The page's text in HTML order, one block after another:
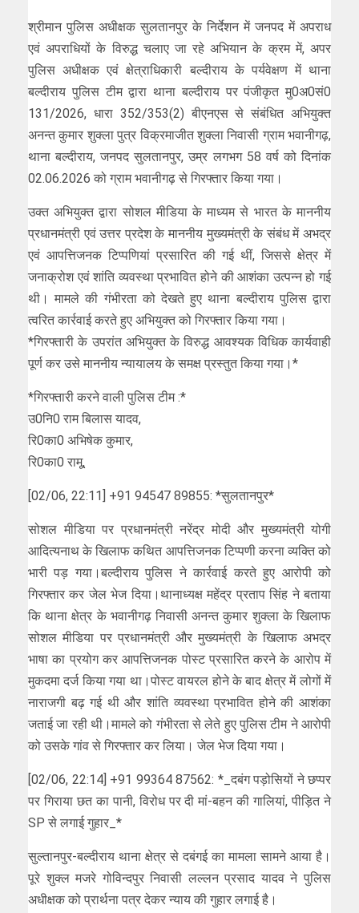
श्रीमान पुलिस अधीक्षक सुलतानपुर के निर्देशन में जनपद में अपराध
एवं अपराधियों के विरुद्ध चलाए जा रहे अभियान के क्रम में, अपर
पुलिस अधीक्षक एवं क्षेत्राधिकारी बल्दीराय के पर्यवेक्षण में थाना
बल्दीराय पुलिस टीम द्वारा थाना बल्दीराय पर पंजीकृत मु0अ0सं0
131/2026, धारा 352/353(2) बीएनएस से संबंधित अभियुक्त
अनन्त कुमार शुक्ला पुत्र विक्रमाजीत शुक्ला निवासी ग्राम भवानीगढ़,
थाना बल्दीराय, जनपद सुलतानपुर, उम्र लगभग 58 वर्ष को दिनांक
02.06.2026 को ग्राम भवानीगढ़ से गिरफ्तार किया गया।
उक्त अभियुक्त द्वारा सोशल मीडिया के माध्यम से भारत के माननीय
प्रधानमंत्री एवं उत्तर प्रदेश के माननीय मुख्यमंत्री के संबंध में अभद्र
एवं आपत्तिजनक टिप्पणियां प्रसारित की गई थीं, जिससे क्षेत्र में
जनाक्रोश एवं शांति व्यवस्था प्रभावित होने की आशंका उत्पन्न हो गई
थी। मामले की गंभीरता को देखते हुए थाना बल्दीराय पुलिस द्वारा
त्वरित कार्रवाई करते हुए अभियुक्त को गिरफ्तार किया गया।
*गिरफ्तारी के उपरांत अभियुक्त के विरुद्ध आवश्यक विधिक कार्यवाही
पूर्ण कर उसे माननीय न्यायालय के समक्ष प्रस्तुत किया गया।*
*गिरफ्तारी करने वाली पुलिस टीम :*
उ0नि0 राम बिलास यादव,
रि0का0 अभिषेक कुमार,
रि0का0 रामू,
[02/06, 22:11] +91 94547 89855: *सुलतानपुर*
सोशल मीडिया पर प्रधानमंत्री नरेंद्र मोदी और मुख्यमंत्री योगी
आदित्यनाथ के खिलाफ कथित आपत्तिजनक टिप्पणी करना व्यक्ति को
भारी पड़ गया।बल्दीराय पुलिस ने कार्रवाई करते हुए आरोपी को
गिरफ्तार कर जेल भेज दिया।थानाध्यक्ष महेंद्र प्रताप सिंह ने बताया
कि थाना क्षेत्र के भवानीगढ़ निवासी अनन्त कुमार शुक्ला के खिलाफ
सोशल मीडिया पर प्रधानमंत्री और मुख्यमंत्री के खिलाफ अभद्र
भाषा का प्रयोग कर आपत्तिजनक पोस्ट प्रसारित करने के आरोप में
मुकदमा दर्ज किया गया था।पोस्ट वायरल होने के बाद क्षेत्र में लोगों में
नाराजगी बढ़ गई थी और शांति व्यवस्था प्रभावित होने की आशंका
जताई जा रही थी।मामले को गंभीरता से लेते हुए पुलिस टीम ने आरोपी
को उसके गांव से गिरफ्तार कर लिया। जेल भेज दिया गया।
[02/06, 22:14] +91 99364 87562: *_दबंग पड़ोसियों ने छप्पर
पर गिराया छत का पानी, विरोध पर दी मां-बहन की गालियां, पीड़ित ने
SP से लगाई गुहार_*
सुल्तानपुर-बल्दीराय थाना क्षेत्र से दबंगई का मामला सामने आया है।
पूरे शुक्ल मजरे गोविन्दपुर निवासी लल्लन प्रसाद यादव ने पुलिस
अधीक्षक को प्रार्थना पत्र देकर न्याय की गुहार लगाई है।